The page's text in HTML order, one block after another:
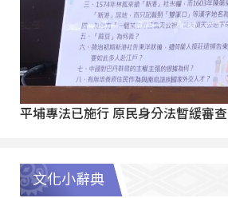
平埔專法已施行 原民身分法暫緩審查
文化小辭典